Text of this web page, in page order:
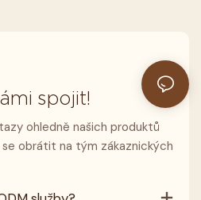
spojit!
ohledně našich produktů
obrátit na tým zákaznických